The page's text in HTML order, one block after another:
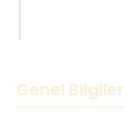
Genel Bilgiler